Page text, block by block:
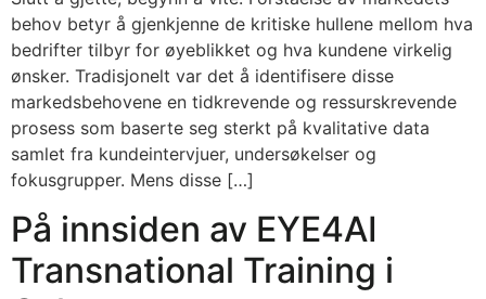
behov betyr å gjenkjenne de kritiske hullene mellom hva
bedrifter tilbyr for øyeblikket og hva kundene virkelig
ønsker. Tradisjonelt var det å identifisere disse
markedsbehovene en tidkrevende og ressurskrevende
prosess som baserte seg sterkt på kvalitative data
samlet fra kundeintervjuer, undersøkelser og
fokusgrupper. Mens disse […]
På innsiden av EYE4AI
Transnational Training i